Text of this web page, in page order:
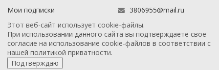
Мои подписки
3806955@mail.ru
Этот веб-сайт использует cookie-файлы.
При использовании данного сайта вы подтверждаете свое
согласие на использование cookie-файлов в соответствии с
нашей политикой приватности.
Подтверждаю